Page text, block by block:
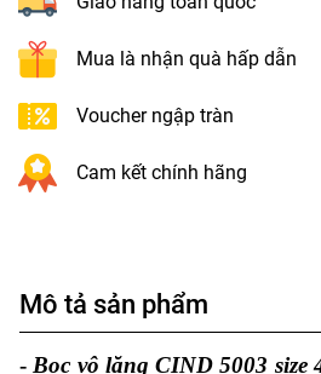
Mua là nhận quà hấp dẫn
Voucher ngập tràn
Cam kết chính hãng
Mô tả sản phẩm
- Bọc vô lăng CIND 5003 size